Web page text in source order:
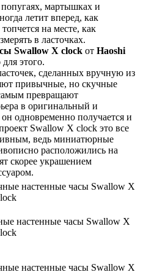
мартышках и
летит вперед, как
на месте, как
в ласточках.
Swallow X clock от Haoshi
этого.
сделанных вручную из
привычные, но скучные
превращают
в оригинальный и
одновременно получается и
Swallow X clock это все
ведь миниатюрные
расположились на
скорее украшением
настенные часы Swallow X